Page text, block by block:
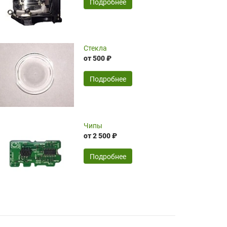
оптимизированной стоимости, чему
чрезмерно благодарны!)))
24.04.2026
широкий ассортимент ламп, как оригиналов,
так и аналогов.Быстрое оформление и
передача в доставку, приемлемые цены. Мне
понравилось.
Читать полностью
16.04.2026
Подробнее
Стекла
от 500 ₽
Подробнее
Чипы
от 2 500 ₽
Подробнее